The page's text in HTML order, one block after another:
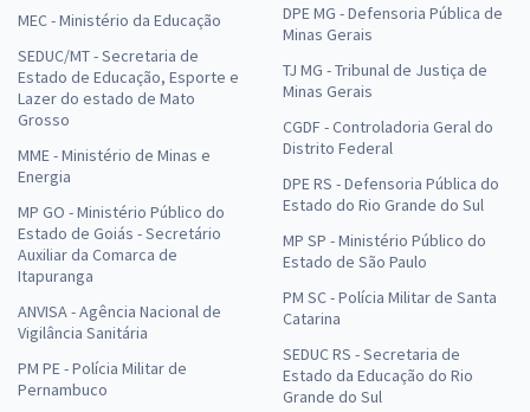
MEC - Ministério da Educação
SEDUC/MT - Secretaria de
Estado de Educação, Esporte e
Lazer do estado de Mato
Grosso
MME - Ministério de Minas e
Energia
MP GO - Ministério Público do
Estado de Goiás - Secretário
Auxiliar da Comarca de
Itapuranga
ANVISA - Agência Nacional de
Vigilância Sanitária
PM PE - Polícia Militar de
Pernambuco
DPE MG - Defensoria Pública de
Minas Gerais
TJ MG - Tribunal de Justiça de
Minas Gerais
CGDF - Controladoria Geral do
Distrito Federal
DPE RS - Defensoria Pública do
Estado do Rio Grande do Sul
MP SP - Ministério Público do
Estado de São Paulo
PM SC - Polícia Militar de Santa
Catarina
SEDUC RS - Secretaria de
Estado da Educação do Rio
Grande do Sul